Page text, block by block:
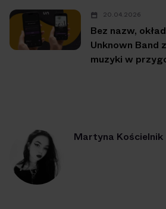
20.04.2026
Bez nazw,
Unknown Band
muzyki w
Martyna Kościelnik